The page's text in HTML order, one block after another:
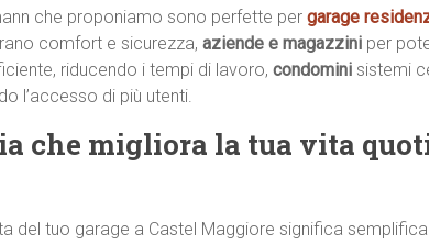
che proponiamo sono perfette per garage
comfort e sicurezza, aziende e magazzini per
riducendo i tempi di lavoro, condomini sistemi
l’accesso di più utenti.
che migliora la tua vita
del tuo garage a Castel Maggiore significa